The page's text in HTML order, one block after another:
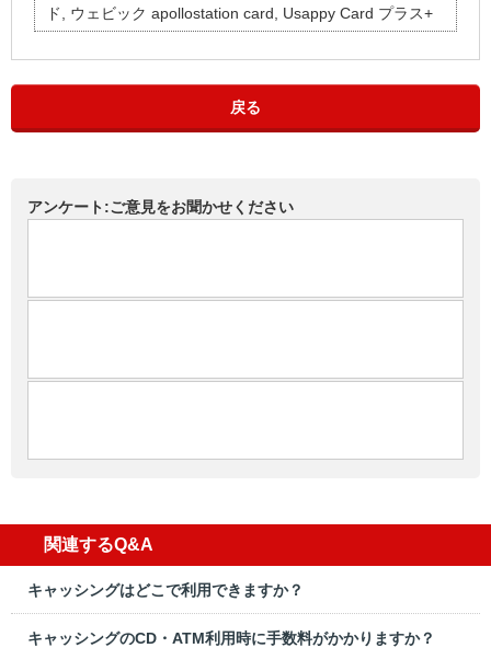
ド, ウェビック apollostation card, Usappy Card プラス+
戻る
アンケート:ご意見をお聞かせください
関連するQ&A
キャッシングはどこで利用できますか？
キャッシングのCD・ATM利用時に手数料がかかりますか？